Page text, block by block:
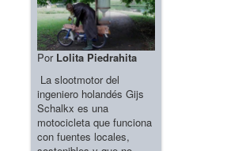
Por Lolita Piedrahita
La slootmotor del
ingeniero holandés Gijs
Schalkx es una
motocicleta que funciona
con fuentes locales,